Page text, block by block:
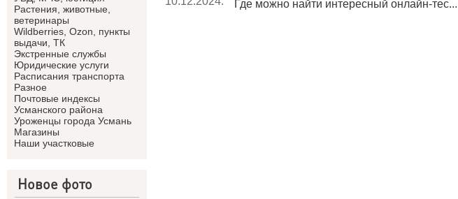
Растения, животные,
ветеринары
Wildberries, Ozon, пункты
выдачи, ТК
Экстренные службы
Юридические услуги
Расписания транспорта
Разное
Почтовые индексы
Усманского района
Уроженцы города Усмань
Магазины
Наши участковые
Новое фото
Где можно найти интересный онлайн-тес...